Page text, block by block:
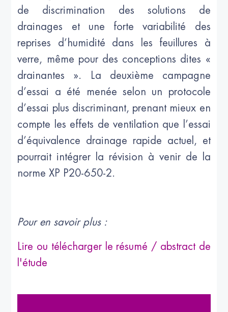
de discrimination des solutions de
drainages et une forte variabilité des
reprises d’humidité dans les feuillures à
verre, même pour des conceptions dites «
drainantes ». La deuxième campagne
d’essai a été menée selon un protocole
d’essai plus discriminant, prenant mieux en
compte les effets de ventilation que l’essai
d’équivalence drainage rapide actuel, et
pourrait intégrer la révision à venir de la
norme XP P20-650-2.
Pour en savoir plus :
Lire ou télécharger le résumé / abstract de
l'étude